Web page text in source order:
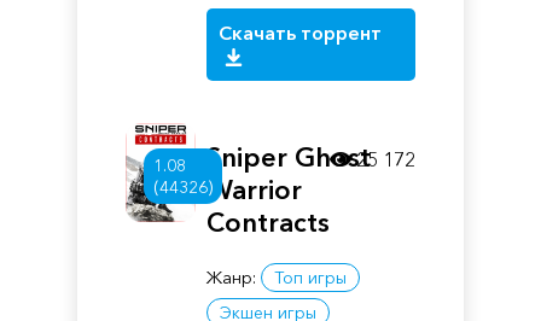
Скачать торрент
1.08
(44326)
Sniper Ghost
Warrior
Contracts
Жанр:
Топ игры
Экшен игры
25 172